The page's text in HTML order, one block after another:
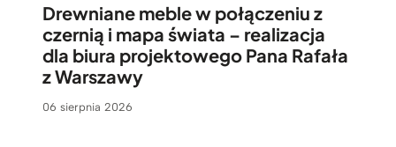
Drewniane meble w połączeniu z
czernią i mapa świata – realizacja
dla biura projektowego Pana Rafała
z Warszawy
06 sierpnia 2026